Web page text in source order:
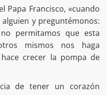
Papa Francisco, «cuando
y preguntémonos:
no permitamos que esta
mismos nos haga
crecer la pompa de
de tener un corazón